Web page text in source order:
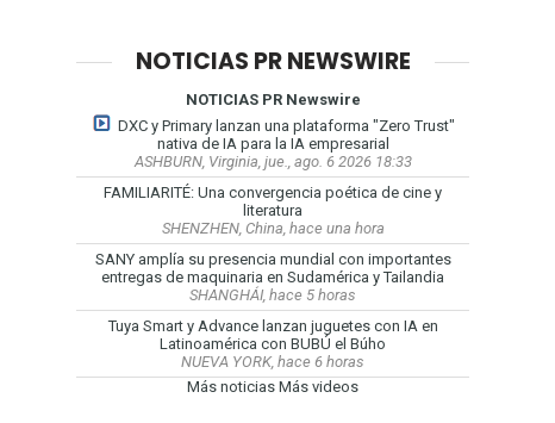
NOTICIAS PR NEWSWIRE
NOTICIAS PR Newswire
DXC y Primary lanzan una plataforma "Zero Trust"
nativa de IA para la IA empresarial
ASHBURN, Virginia, jue., ago. 6 2026 18:33
FAMILIARITÉ: Una convergencia poética de cine y
literatura
SHENZHEN, China, hace una hora
SANY amplía su presencia mundial con importantes
entregas de maquinaria en Sudamérica y Tailandia
SHANGHÁI, hace 5 horas
Tuya Smart y Advance lanzan juguetes con IA en
Latinoamérica con BUBÚ el Búho
NUEVA YORK, hace 6 horas
Más noticias Más videos